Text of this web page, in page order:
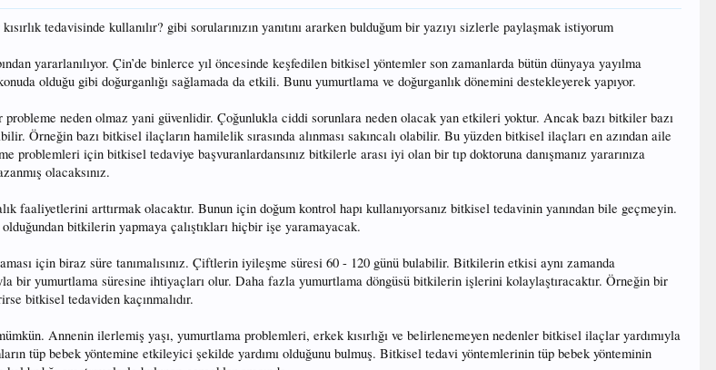
tedavisinde kullanılır? gibi sorularınızın yanıtını ararken bulduğum bir yazıyı sizlerle paylaşmak istiyorum
yararlanılıyor. Çin’de binlerce yıl öncesinde keşfedilen bitkisel yöntemler son zamanlarda bütün dünyaya yayılma
olduğu gibi doğurganlığı sağlamada da etkili. Bunu yumurtlama ve doğurganlık dönemini destekleyerek yapıyor.
neden olmaz yani güvenlidir. Çoğunlukla ciddi sorunlara neden olacak yan etkileri yoktur. Ancak bazı bitkiler bazı
Örneğin bazı bitkisel ilaçların hamilelik sırasında alınması sakıncalı olabilir. Bu yüzden bitkisel ilaçları en azından aile
problemleri için bitkisel tedaviye başvuranlardansınız bitkilerle arası iyi olan bir tıp doktoruna danışmanız yararınıza
olacaksınız.
faaliyetlerini arttırmak olacaktır. Bunun için doğum kontrol hapı kullanıyorsanız bitkisel tedavinin yanından bile geçmeyin.
bitkilerin yapmaya çalıştıkları hiçbir işe yaramayacak.
için biraz süre tanımalısınız. Çiftlerin iyileşme süresi 60 - 120 günü bulabilir. Bitkilerin etkisi aynı zamanda
bir yumurtlama süresine ihtiyaçları olur. Daha fazla yumurtlama döngüsü bitkilerin işlerini kolaylaştıracaktır. Örneğin bir
bitkisel tedaviden kaçınmalıdır.
Annenin ilerlemiş yaşı, yumurtlama problemleri, erkek kısırlığı ve belirlenemeyen nedenler bitkisel ilaçlar yardımıyla
tüp bebek yöntemine etkileyici şekilde yardımı olduğunu bulmuş. Bitkisel tedavi yöntemlerinin tüp bebek yönteminin